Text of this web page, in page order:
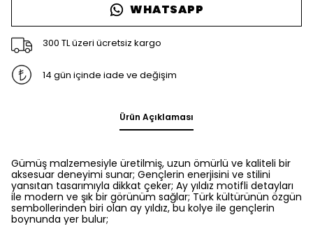
WHATSAPP
300 TL üzeri ücretsiz kargo
14 gün içinde iade ve değişim
Ürün Açıklaması
Gümüş malzemesiyle üretilmiş, uzun ömürlü ve kaliteli bir
aksesuar deneyimi sunar; Gençlerin enerjisini ve stilini
yansıtan tasarımıyla dikkat çeker; Ay yıldız motifli detayları
ile modern ve şık bir görünüm sağlar; Türk kültürünün özgün
sembollerinden biri olan ay yıldız, bu kolye ile gençlerin
boynunda yer bulur;